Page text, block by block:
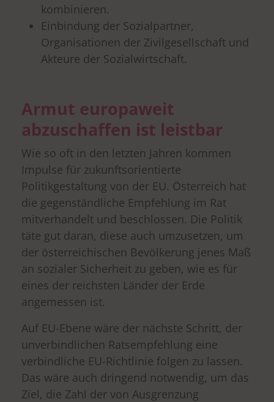
kombinieren.
Einbindung der Sozialpartner,
Organisationen der Zivilgesellschaft und
Akteure der Sozialwirtschaft.
Armut europaweit
abzuschaffen ist leistbar
Wie so oft in den letzten Jahren kommen
Impulse für zukunftsorientierte
Politikgestaltung von der EU. Österreich hat
die gegenständliche Empfehlung im Rat
mitverhandelt und beschlossen. Die Politik
täte gut daran, diese auch umzusetzen, um
der österreichischen Bevölkerung jenes Maß
an sozialer Sicherheit zu geben, wie es für
eines der reichsten Länder der Erde
angemessen ist.
Auf EU-Ebene wäre der nächste Schritt, der
unverbindlichen Ratsempfehlung eine
verbindliche EU-Richtlinie folgen zu lassen.
Das wäre auch dringend notwendig, um das
Ziel, die Zahl der von Ausgrenzung